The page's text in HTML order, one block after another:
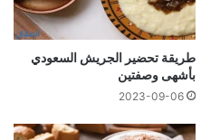
طريقة تحضير الجريش السعودي
بأشهى وصفتين
2023-09-06